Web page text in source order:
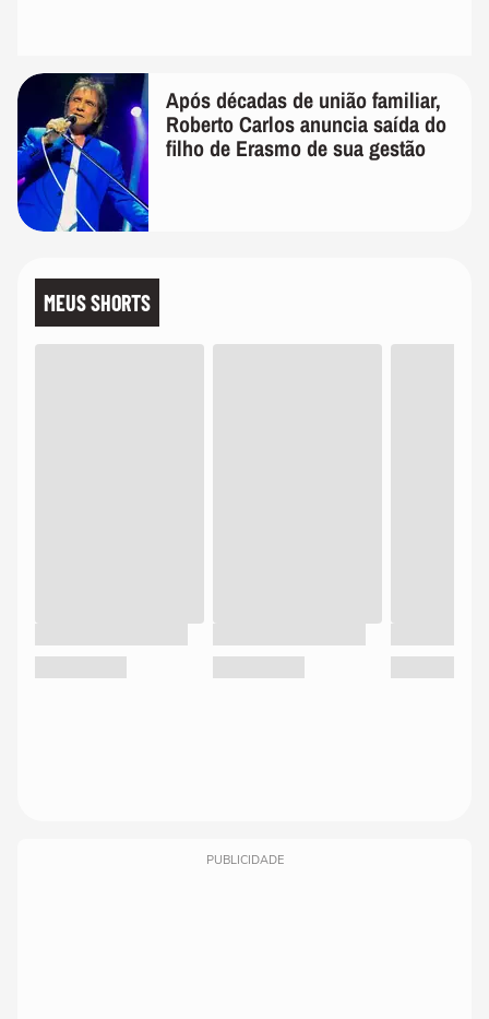
Após décadas de união familiar,
Roberto Carlos anuncia saída do
filho de Erasmo de sua gestão
MEUS SHORTS
PUBLICIDADE